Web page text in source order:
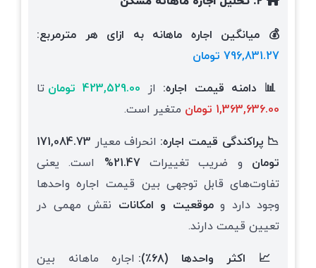
💰 میانگین اجاره ماهانه به ازای هر مترمربع:
796,831.27 تومان
📊 دامنه قیمت اجاره: از 423,529.00 تومان
تا
1,363,636.00 تومان
متغیر است.
📉 پراکندگی قیمت اجاره: انحراف معیار 171,084.73
تومان و ضریب تغییرات21.47% است. یعنی
تفاوت‌های قابل توجهی بین قیمت اجاره واحدها
وجود دارد وموقعیت و امکانات نقش مهمی در
تعیین قیمت دارند.
📈 اکثر واحدها (۶۸٪):
اجاره ماهانه بین